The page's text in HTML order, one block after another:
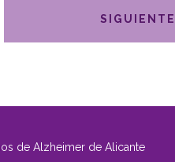
de Alzheimer de Alicante